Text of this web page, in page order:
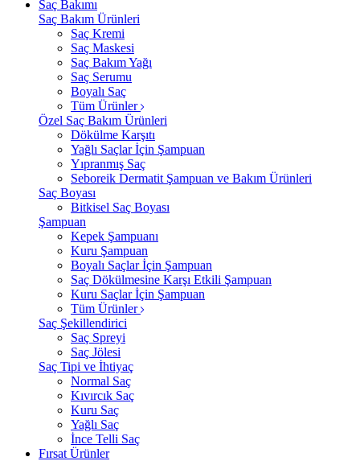
Saç Bakımı
Saç Bakım Ürünleri
Saç Kremi
Saç Maskesi
Saç Bakım Yağı
Saç Serumu
Boyalı Saç
Tüm Ürünler
Özel Saç Bakım Ürünleri
Dökülme Karşıtı
Yağlı Saçlar İçin Şampuan
Yıpranmış Saç
Seboreik Dermatit Şampuan ve Bakım Ürünleri
Saç Boyası
Bitkisel Saç Boyası
Şampuan
Kepek Şampuanı
Kuru Şampuan
Boyalı Saçlar İçin Şampuan
Saç Dökülmesine Karşı Etkili Şampuan
Kuru Saçlar İçin Şampuan
Tüm Ürünler
Saç Şekillendirici
Saç Spreyi
Saç Jölesi
Saç Tipi ve İhtiyaç
Normal Saç
Kıvırcık Saç
Kuru Saç
Yağlı Saç
İnce Telli Saç
Fırsat Ürünler